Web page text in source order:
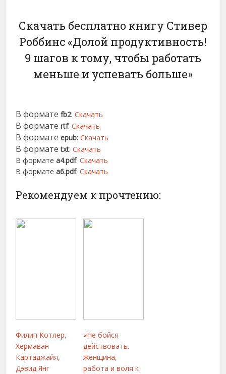
Скачать бесплатно книгу Стивер
Роббинс «Долой продуктивность!
9 шагов к тому, чтобы работать
меньше и успевать больше»
В форматеfb2:Скачать
В форматеrtf:Скачать
В форматеepub:Скачать
В форматеtxt:Скачать
В форматеa4.pdf:Скачать
В форматеa6.pdf:Скачать
Рекомендуем к прочтению:
Филип Котлер,
Хермаван
Картаджайя,
Дэвид Янг
«Не бойся
действовать.
Женщина,
работа и воля к